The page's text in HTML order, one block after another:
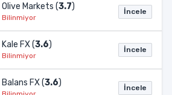
Olive Markets (3.7)
Bilinmiyor
İncele
Kale FX (3.6)
Bilinmiyor
İncele
Balans FX (3.6) İncele